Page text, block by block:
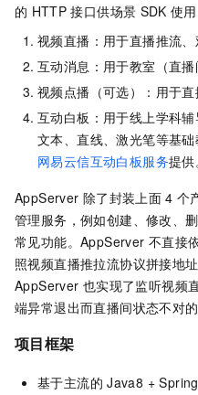
的 HTTP 接口供场景 SDK 使
视频直播：用于直播推流、
互动消息：用于教室（直播
视频点播（可选）：用于直
互动白板：用于线上学科辅
文本、直线、激光笔等基
网易云信互动白板服务提供
AppServer 除了封装上面 4 个
管理服务，例如创建、修改、
常见功能。AppServer 不直接
照视频直播推拉流协议拼接地
AppServer 也实现了监听视频
端异常退出而直播间状态不对的
项目框架
基于主流的 Java8 +